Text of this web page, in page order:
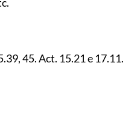
,45. Act. 15.21e 17.11.